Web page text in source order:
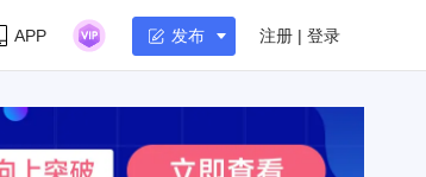
APP 发布 注册 | 登录